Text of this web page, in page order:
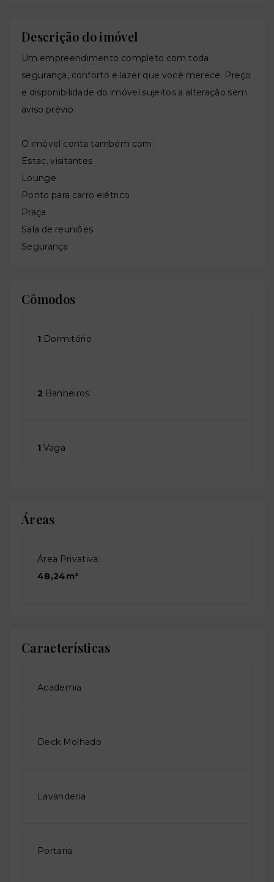
Descrição do imóvel
Um empreendimento completo com toda
segurança, conforto e lazer que você merece. Preço
e disponibilidade do imóvel sujeitos a alteração sem
aviso prévio.
O imóvel conta também com:
Estac. visitantes
Lounge
Ponto para carro elétrico
Praça
Sala de reuniões
Segurança
Cômodos
1 Dormitório
2 Banheiros
1 Vaga
Áreas
Área Privativa:
48,24m²
Características
Academia
Deck Molhado
Lavanderia
Portaria